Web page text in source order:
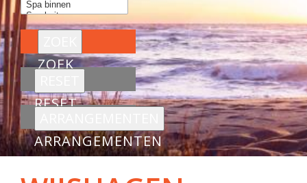
ZOEK
RESET
ARRANGEMENTEN